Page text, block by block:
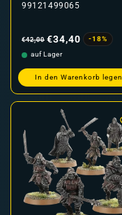
99121499065
Preis
€42,00 €34,40
-18%
auf Lager
In den Warenkorb legen